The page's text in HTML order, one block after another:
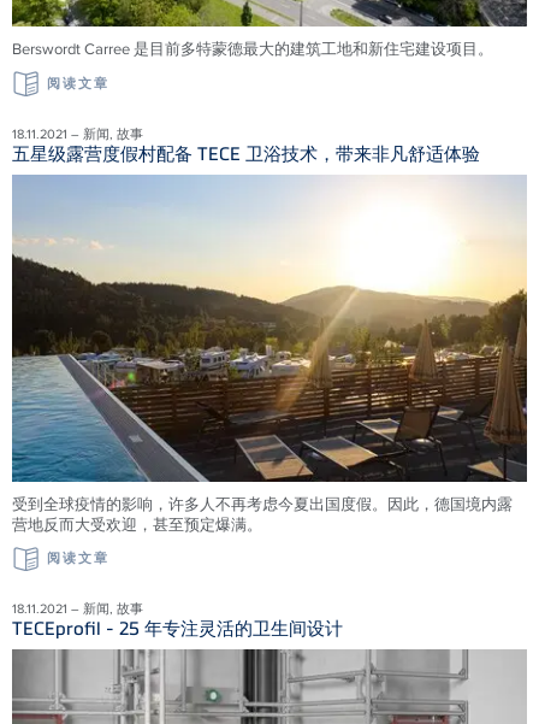
Berswordt Carree 是目前多特蒙德最大的建筑工地和新住宅建设项目。
阅读文章
18.11.2021 – 新闻, 故事
五星级露营度假村配备 TECE 卫浴技术，带来非凡舒适体验
受到全球疫情的影响，许多人不再考虑今夏出国度假。因此，德国境内露
营地反而大受欢迎，甚至预定爆满。
阅读文章
18.11.2021 – 新闻, 故事
TECEprofil - 25 年专注灵活的卫生间设计